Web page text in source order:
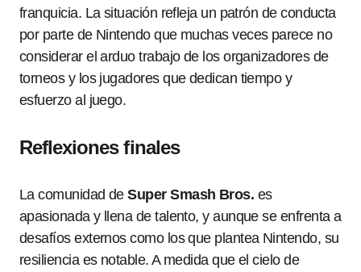
franquicia. La situación refleja un patrón de conducta
por parte de Nintendo que muchas veces parece no
considerar el arduo trabajo de los organizadores de
torneos y los jugadores que dedican tiempo y
esfuerzo al juego.
Reflexiones finales
La comunidad deSuper Smash Bros. es
apasionada y llena de talento, y aunque se enfrenta a
desafíos externos como los que plantea Nintendo, su
resiliencia es notable. A medida que el cielo de